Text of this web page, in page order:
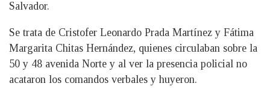
Salvador.
Se trata de Cristofer Leonardo Prada Martínez y Fátima
Margarita Chitas Hernández, quienes circulaban sobre la
50 y 48 avenida Norte y al ver la presencia policial no
acataron los comandos verbales y huyeron.